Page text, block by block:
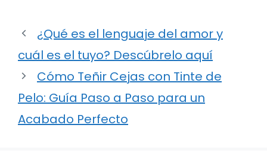
¿Qué es el lenguaje del amor y
cuál es el tuyo? Descúbrelo aquí
Cómo Teñir Cejas con Tinte de
Pelo: Guía Paso a Paso para un
Acabado Perfecto